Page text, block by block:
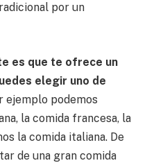
por un
es que te ofrece un
elegir uno de
ejemplo podemos
la comida francesa, la
la comida italiana. De
de una gran comida